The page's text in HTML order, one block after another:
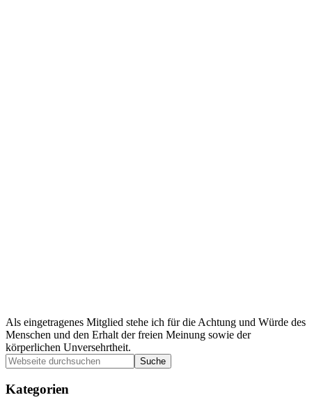
Als eingetragenes Mitglied stehe ich für die Achtung und Würde des
Menschen und den Erhalt der freien Meinung sowie der
körperlichen Unversehrtheit.
Seitenspalte
Webseite
durchsuchen
Kategorien